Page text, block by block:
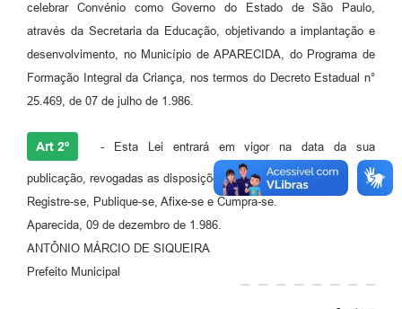
Editais
Telefones Úteis
Jornal
Agenda
Diário Oficial
Notícias
Contato
celebrar Convénio como Governo do Estado de São Paulo,
através da Secretaria da Educação, objetivando a implantação e
desenvolvimento, no Município de APARECIDA, do Programa de
Formação Integral da Criança, nos termos do Decreto Estadual n°
25.469, de 07 de julho de 1.986.
Art 2º - Esta Lei entrará em vigor na data da sua
publicação, revogadas as disposições em contrário.
Registre-se, Publique-se, Afixe-se e Cumpra-se.
Aparecida, 09 de dezembro de 1.986.
ANTÔNIO MÁRCIO DE SIQUEIRA
Prefeito Municipal